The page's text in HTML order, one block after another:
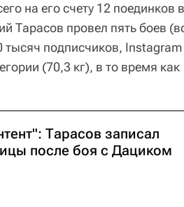
на его счету 12 поединков в
Тарасов провел пять боев
тысяч подписчиков,
(70,3 кг), в то время как
Тарасов записал
после боя с Дациком